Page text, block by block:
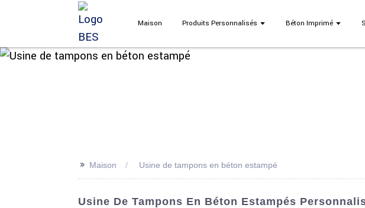
Maison Produits Personnalisés Béton Imprimé
>> Maison Usine de tampons en béton estampé
Usine De Tampons En Béton Estampés